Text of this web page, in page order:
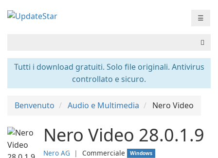
☰
Tutti i download gratuiti. Solo file originali. Antivirus
controllato e sicuro.
Benvenuto Audio e Multimedia Nero Video
Nero Video 28.0.1.9
Nero AG ❘ Commerciale Windows